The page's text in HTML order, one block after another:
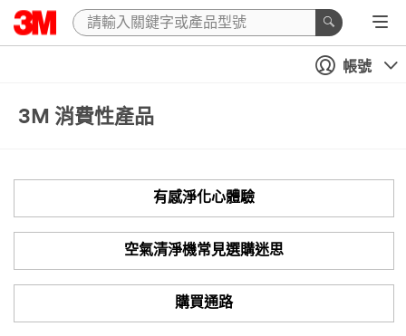
帳號
3M 消費性產品
有感淨化心體驗
空氣清淨機常見選購迷思
購買通路